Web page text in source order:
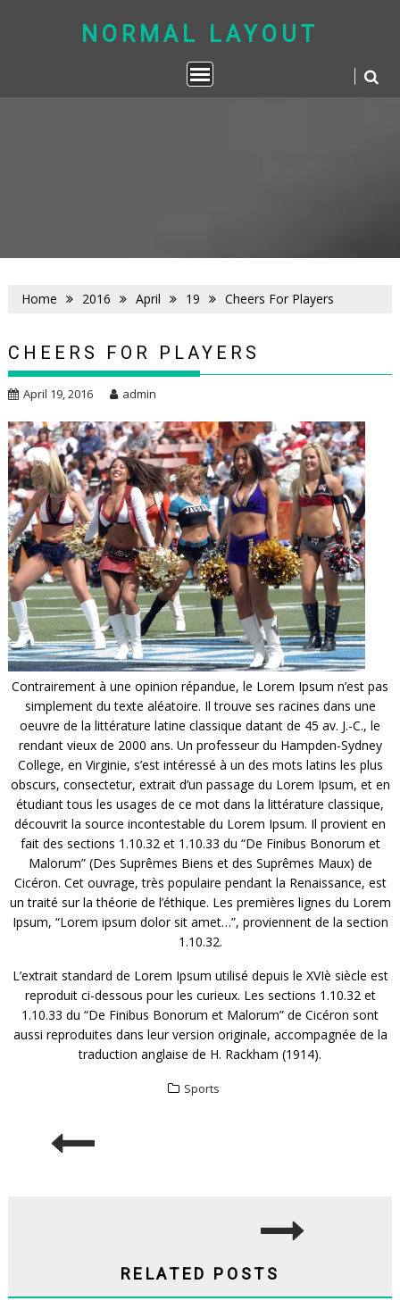
to
content
NORMAL LAYOUT
Home 2016 April 19 Cheers For Players
CHEERS FOR PLAYERS
April 19, 2016 admin
Contrairement à une opinion répandue, le Lorem Ipsum n’est pas
simplement du texte aléatoire. Il trouve ses racines dans une
oeuvre de la littérature latine classique datant de 45 av. J.-C., le
rendant vieux de 2000 ans. Un professeur du Hampden-Sydney
College, en Virginie, s’est intéressé à un des mots latins les plus
obscurs, consectetur, extrait d’un passage du Lorem Ipsum, et en
étudiant tous les usages de ce mot dans la littérature classique,
découvrit la source incontestable du Lorem Ipsum. Il provient en
fait des sections 1.10.32 et 1.10.33 du “De Finibus Bonorum et
Malorum” (Des Suprêmes Biens et des Suprêmes Maux) de
Cicéron. Cet ouvrage, très populaire pendant la Renaissance, est
un traité sur la théorie de l’éthique. Les premières lignes du Lorem
Ipsum, “Lorem ipsum dolor sit amet…”, proviennent de la section
1.10.32.
L’extrait standard de Lorem Ipsum utilisé depuis le XVIè siècle est
reproduit ci-dessous pour les curieux. Les sections 1.10.32 et
1.10.33 du “De Finibus Bonorum et Malorum” de Cicéron sont
aussi reproduites dans leur version originale, accompagnée de la
traduction anglaise de H. Rackham (1914).
Sports
POST
RELATED POSTS